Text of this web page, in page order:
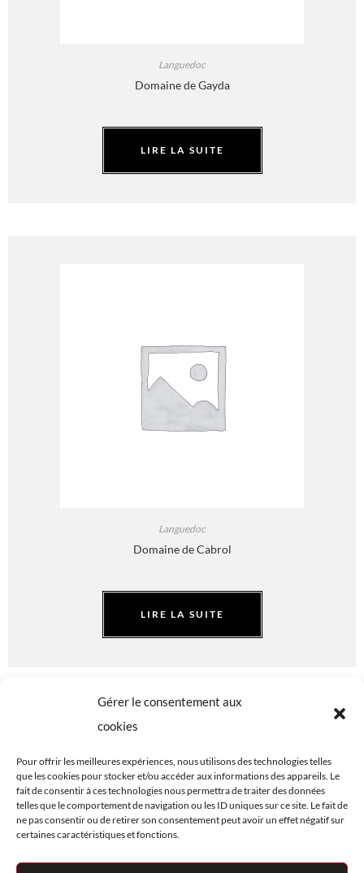
Gérer le consentement aux
cookies
Pour offrir les meilleures expériences, nous utilisons des technologies telles
que les cookies pour stocker et/ou accéder aux informations des appareils. Le
fait de consentir à ces technologies nous permettra de traiter des données
telles que le comportement de navigation ou les ID uniques sur ce site. Le fait de
ne pas consentir ou de retirer son consentement peut avoir un effet négatif sur
certaines caractéristiques et fonctions.
Languedoc
Domaine de Gayda
LIRE LA SUITE
Languedoc
Domaine de Cabrol
LIRE LA SUITE
FAQ
CENTRE
JURIDIQUE
PLAN DU SITE
© LES VINS